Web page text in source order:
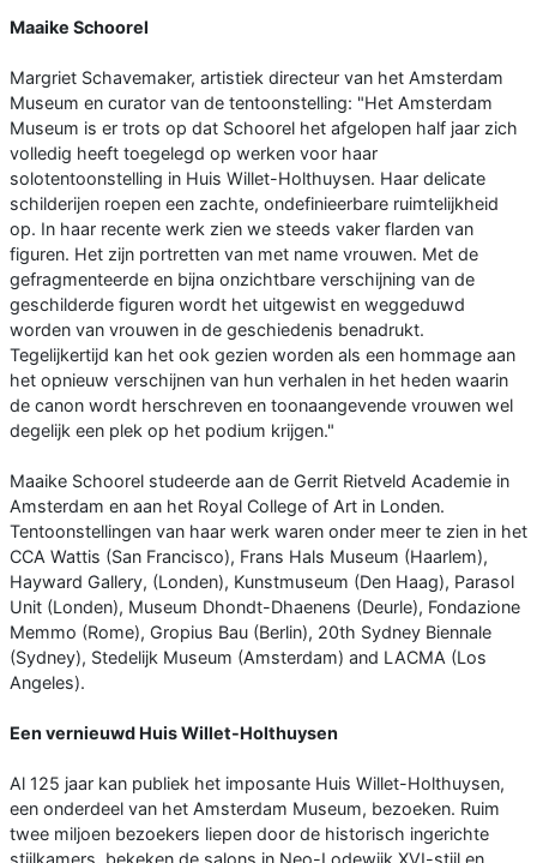
Maaike Schoorel
Margriet Schavemaker, artistiek directeur van het Amsterdam
Museum en curator van de tentoonstelling: "Het Amsterdam
Museum is er trots op dat Schoorel het afgelopen half jaar zich
volledig heeft toegelegd op werken voor haar
solotentoonstelling in Huis Willet-Holthuysen. Haar delicate
schilderijen roepen een zachte, ondefinieerbare ruimtelijkheid
op. In haar recente werk zien we steeds vaker flarden van
figuren. Het zijn portretten van met name vrouwen. Met de
gefragmenteerde en bijna onzichtbare verschijning van de
geschilderde figuren wordt het uitgewist en weggeduwd
worden van vrouwen in de geschiedenis benadrukt.
Tegelijkertijd kan het ook gezien worden als een hommage aan
het opnieuw verschijnen van hun verhalen in het heden waarin
de canon wordt herschreven en toonaangevende vrouwen wel
degelijk een plek op het podium krijgen."
Maaike Schoorel studeerde aan de Gerrit Rietveld Academie in
Amsterdam en aan het Royal College of Art in Londen.
Tentoonstellingen van haar werk waren onder meer te zien in het
CCA Wattis (San Francisco), Frans Hals Museum (Haarlem),
Hayward Gallery, (Londen), Kunstmuseum (Den Haag), Parasol
Unit (Londen), Museum Dhondt-Dhaenens (Deurle), Fondazione
Memmo (Rome), Gropius Bau (Berlin), 20th Sydney Biennale
(Sydney), Stedelijk Museum (Amsterdam) and LACMA (Los
Angeles).
Een vernieuwd Huis Willet-Holthuysen
Al 125 jaar kan publiek het imposante Huis Willet-Holthuysen,
een onderdeel van het Amsterdam Museum, bezoeken. Ruim
twee miljoen bezoekers liepen door de historisch ingerichte
stijlkamers, bekeken de salons in Neo-Lodewijk XVI-stijl en